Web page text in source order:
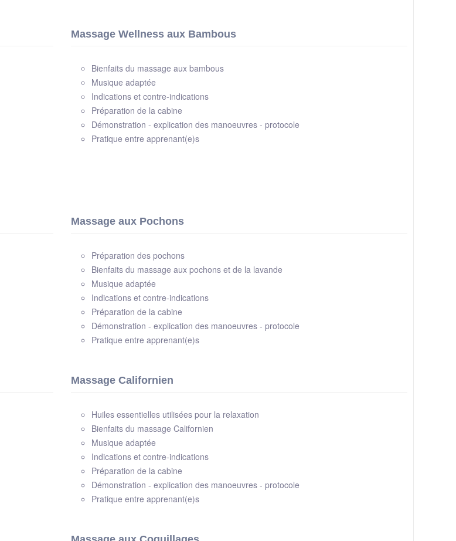
Massage Wellness aux Bambous
Bienfaits du massage aux bambous
Musique adaptée
Indications et contre-indications
Préparation de la cabine
Démonstration - explication des manoeuvres - protocole
Pratique entre apprenant(e)s
Massage aux Pochons
Préparation des pochons
Bienfaits du massage aux pochons et de la lavande
Musique adaptée
Indications et contre-indications
Préparation de la cabine
Démonstration - explication des manoeuvres - protocole
Pratique entre apprenant(e)s
Massage Californien
Huiles essentielles utilisées pour la relaxation
Bienfaits du massage Californien
Musique adaptée
Indications et contre-indications
Préparation de la cabine
Démonstration - explication des manoeuvres - protocole
Pratique entre apprenant(e)s